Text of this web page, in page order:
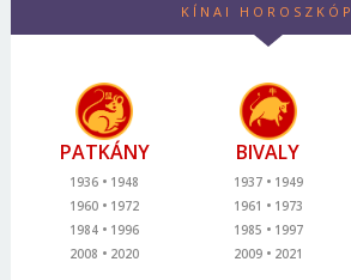
KÍNAI HOROSZKÓP
PATKÁNY
1936
1948
1960
1972
1984
1996
2008
2020
BIVALY
1937
1949
1961
1973
1985
1997
2009
2021